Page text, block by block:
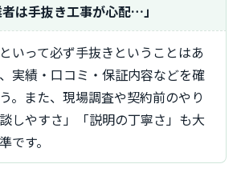
者は手抜き工事が心配…」
実績・口コミ・保証内容などを確
。また、現場調査や契約前のやり
しやすさ」「説明の丁寧さ」も大
です。